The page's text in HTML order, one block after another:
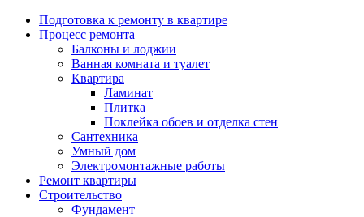
Подготовка к ремонту в квартире
Процесс ремонта
Балконы и лоджии
Ванная комната и туалет
Квартира
Ламинат
Плитка
Поклейка обоев и отделка стен
Сантехника
Умный дом
Электромонтажные работы
Ремонт квартиры
Строительство
Фундамент